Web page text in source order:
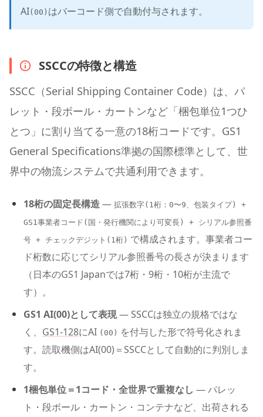
AI(00) はバーコード側で自動付与されます。
SSCCの特徴と構造
SSCC（Serial Shipping Container Code）は、パ
レット・段ボール・カートンなど「梱包単位1つひ
とつ」に割り当てる一意の18桁コードです。GS1
General Specifications準拠の国際標準として、世
界中の物流システムで共通利用できます。
18桁の固定長構造— 拡張数字(1桁：0〜9、包装タイプ) +
GS1事業者コード(国・発行機関により可変長) + シリアル参照番
号 + チェックデジット(1桁) で構成されます。事業者コー
ド桁数に応じてシリアル参照番号の長さが決まります
（日本のGS1 Japanでは7桁・9桁・10桁が主流で
す）。
GS1 AI(00)として表現— SSCCは独立の規格ではな
く、 GS1-128にAI (00) を付与した形で符号化されま
す。読取機側はAI(00)＝SSCCとして自動的に判別しま
す。
1梱包単位＝1コード・全世界で重複なし — パレッ
ト・段ボール・カートン・コンテナなど、出荷される